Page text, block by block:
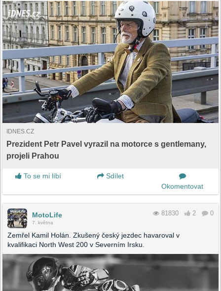
IDNES.CZ
Prezident Petr Pavel vyrazil na motorce s gentlemany,
projeli Prahou
To se mi líbí
Sdílet
Okomentovat
MotoLife
7. května
81830 2 0
Zemřel Kamil Holán. Zkušený český jezdec havaroval v
kvalifikaci North West 200 v Severním Irsku.